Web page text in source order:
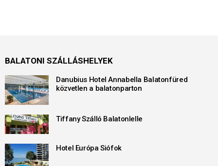
BALATONI SZÁLLÁSHELYEK
Danubius Hotel Annabella Balatonfüred
közvetlen a balatonparton
Tiffany Szálló Balatonlelle
Hotel Európa Siófok